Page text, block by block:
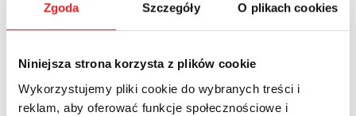
Zgoda Szczegóły O plikach cookies
Niniejsza strona korzysta z plików cookie
Wykorzystujemy pliki cookie do wybranych treści i
reklam, aby oferować funkcje społecznościowe i
Zapytaj o szczegóły oferty
Imię i nazwisko: *